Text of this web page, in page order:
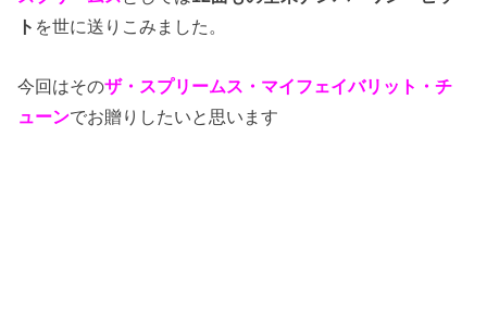
ト を世に送りこみました。
今回はそのザ・スプリームス・マイフェイバリット・チ
ューンでお贈りしたいと思います